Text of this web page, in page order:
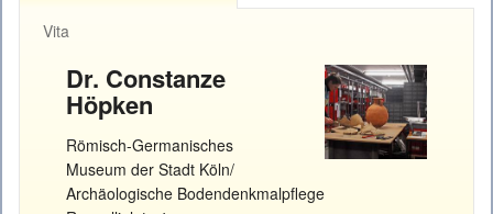
Vita
Dr. Constanze
Höpken
Römisch-Germanisches
Museum der Stadt Köln/
Archäologische Bodendenkmalpflege